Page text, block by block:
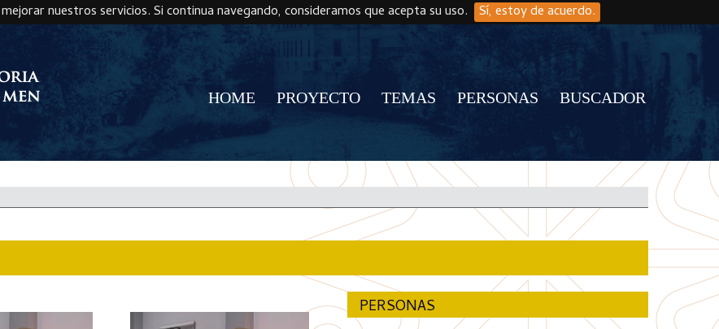
nuestros servicios. Si continua navegando, consideramos que acepta su uso. Sí, estoy de acuerdo.
HOME PROYECTO TEMAS PERSONAS BUSCADOR
PERSONAS